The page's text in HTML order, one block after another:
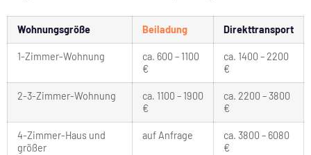
Wohnungsgröße Beiladung Direkttransport
1-Zimmer-Wohnung
ca. 600 – 1100
€
ca. 1400 – 2200
€
2-3-Zimmer-Wohnung
ca. 1100 – 1900
€
ca. 2200 – 3800
€
4-Zimmer-Haus und
größer
auf Anfrage
ca. 3800 – 6080
€